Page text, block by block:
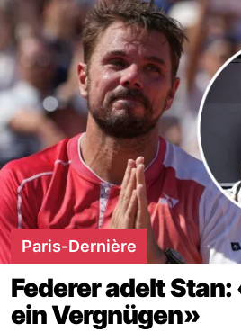
Paris-Dernière
Federer adelt Stan:
ein Vergnügen»